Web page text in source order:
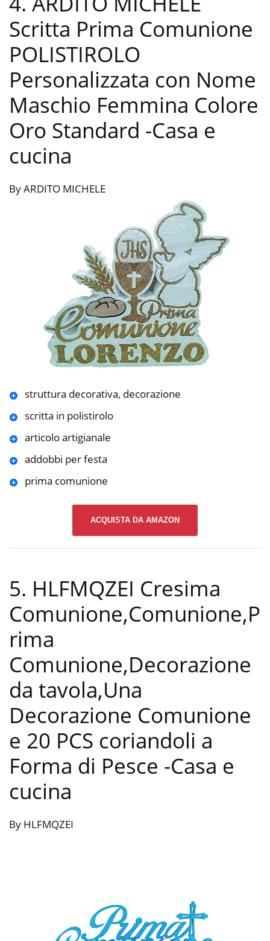
Scritta Prima Comunione
POLISTIROLO
Personalizzata con Nome
Maschio Femmina Colore
Oro Standard -Casa e
cucina
By ARDITO MICHELE
struttura decorativa, decorazione
scritta in polistirolo
articolo artigianale
addobbi per festa
prima comunione
ACQUISTA DA AMAZON
5. HLFMQZEI Cresima
Comunione,Comunione,P
rima
Comunione,Decorazione
da tavola,Una
Decorazione Comunione
e 20 PCS coriandoli a
Forma di Pesce -Casa e
cucina
By HLFMQZEI